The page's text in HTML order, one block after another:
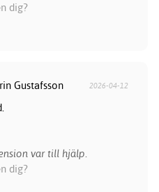
dig?
Gustafsson 2026-04-12
var till hjälp.
dig?